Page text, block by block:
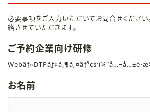
必要事項をご入力いただいてお問合せください
絡させていただきます。
ご予約企業向け研修
お名前